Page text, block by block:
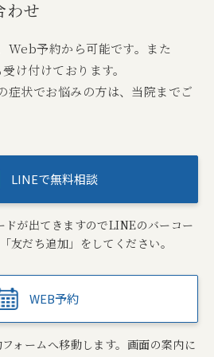
わせ
Web予約から可能です。また
け付けております。
症状でお悩みの方は、当院までご
WEB予約
ォームへ移動します。画面の案内に
LINEで無料相談
ドが出てきますのでLINEのバーコー
友だち追加」をしてください。